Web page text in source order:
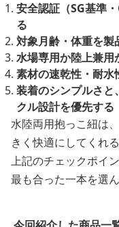
安全認証（SG基準
る
対象月齢・体重を製
水場専用か陸上兼用
素材の速乾性・耐水
装着のシンプルさと
クル設計を優先する
水陸両用抱っこ紐は
きく快適にしてくれ
上記のチェックポイ
最も合った一本を選ん